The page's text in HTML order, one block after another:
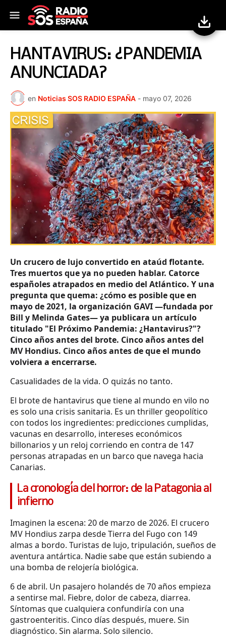
HANTAVIRUS: ¿PANDEMIA
ANUNCIADA?
en Noticias SOS RADIO ESPAÑA - mayo 07, 2026
Un crucero de lujo convertido en ataúd flotante.
Tres muertos que ya no pueden hablar. Catorce
españoles atrapados en medio del Atlántico. Y una
pregunta que quema: ¿cómo es posible que en
mayo de 2021, la organización GAVI —fundada por
Bill y Melinda Gates— ya publicara un artículo
titulado "El Próximo Pandemia: ¿Hantavirus?"?
Cinco años antes del brote. Cinco años antes del
MV Hondius. Cinco años antes de que el mundo
volviera a encerrarse.
Casualidades de la vida. O quizás no tanto.
El brote de hantavirus que tiene al mundo en vilo no
es solo una crisis sanitaria. Es un thriller geopolítico
con todos los ingredientes: predicciones cumplidas,
vacunas en desarrollo, intereses económicos
billonarios y un reloj corriendo en contra de 147
personas atrapadas en un barco que navega hacia
Canarias.
La cronología del horror: de la Patagonia al
infierno
Imaginen la escena: 20 de marzo de 2026. El crucero
MV Hondius zarpa desde Tierra del Fugo con 149
almas a bordo. Turistas de lujo, tripulación, sueños de
aventura antártica. Nadie sabe que están subiendo a
una bomba de relojería biológica.
6 de abril. Un pasajero holandés de 70 años empieza
a sentirse mal. Fiebre, dolor de cabeza, diarrea.
Síntomas que cualquiera confundiría con una
gastroenteritis. Cinco días después, muere. Sin
diagnóstico. Sin alarma. Solo silencio.